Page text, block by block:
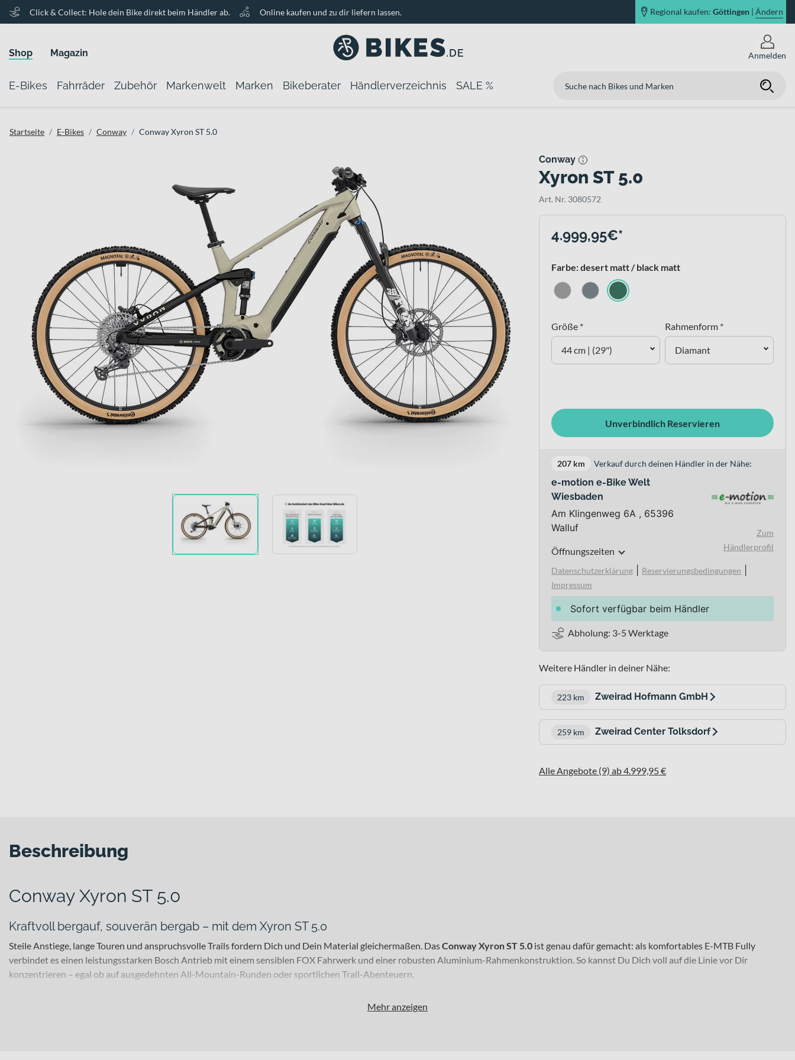
Click & Collect: Hole dein Bike direkt beim Händler ab. Online kaufen und zu dir liefern lassen. Regional kaufen: Göttingen | Ändern
Shop Magazin Anmelden
E-Bikes Fahrräder Zubehör Markenwelt Marken Bikeberater Händlerverzeichnis SALE %
Startseite E-Bikes Conway Conway Xyron ST 5.0
Conway
Xyron ST 5.0
Art. Nr. 3080572
4.999,95€*
Farbe: desert matt / black matt
Größe *
44 cm | (29")
Rahmenform *
Diamant
Unverbindlich Reservieren
207 km Verkauf durch deinen Händler in der Nähe:
e-motion e-Bike Welt
Wiesbaden
Am Klingenweg 6A , 65396
Walluf
Öffnungszeiten
Zum
Händlerprofil
Datenschutzerklärung Reservierungsbedingungen
Impressum
Sofort verfügbar beim Händler
Abholung: 3-5 Werktage
Weitere Händler in deiner Nähe:
223 km Zweirad Hofmann GmbH
259 km Zweirad Center Tolksdorf
Alle Angebote (9) ab 4.999,95 €
Beschreibung
Conway Xyron ST 5.0
Kraftvoll bergauf, souverän bergab – mit dem Xyron ST 5.0
Steile Anstiege, lange Touren und anspruchsvolle Trails fordern Dich und Dein Material gleichermaßen. DasConway Xyron ST 5.0 ist genau dafür gemacht: als komfortables E-MTB Fully
verbindet es einen leistungsstarken Bosch Antrieb mit einem sensiblen FOX Fahrwerk und einer robusten Aluminium-Rahmenkonstruktion. So kannst Du Dich voll auf die Linie vor Dir
konzentrieren – egal ob auf ausgedehnten All-Mountain-Runden oder sportlichen Trail-Abenteuern.
Mehr anzeigen